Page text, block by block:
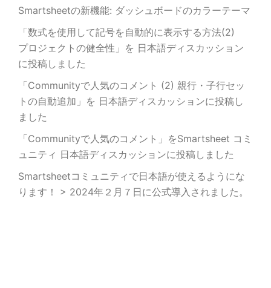
Smartsheetの新機能: ダッシュボードのカラーテーマ
「数式を使用して記号を自動的に表示する方法(2)
プロジェクトの健全性」を 日本語ディスカッション
に投稿しました
「Communityで人気のコメント (2) 親行・子行セッ
トの自動追加」を 日本語ディスカッションに投稿し
ました
「Communityで人気のコメント」をSmartsheet コミ
ュニティ 日本語ディスカッションに投稿しました
Smartsheetコミュニティで日本語が使えるようにな
ります！ > 2024年２月７日に公式導入されました。